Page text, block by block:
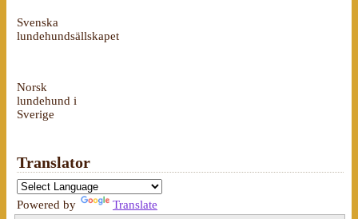
Svenska
lundehundsällskapet
Norsk
lundehund i
Sverige
Translator
Powered by Translate